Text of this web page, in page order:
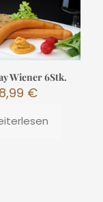
Wiener 6Stk.
8,99 €